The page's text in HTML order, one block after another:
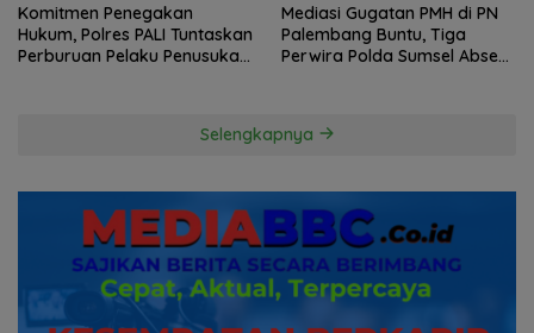
Komitmen Penegakan
Hukum, Polres PALI Tuntaskan
Perburuan Pelaku Penusukan
Mediasi Gugatan PMH di PN
Palembang Buntu, Tiga
Perwira Polda Sumsel Absen,
Selengkapnya